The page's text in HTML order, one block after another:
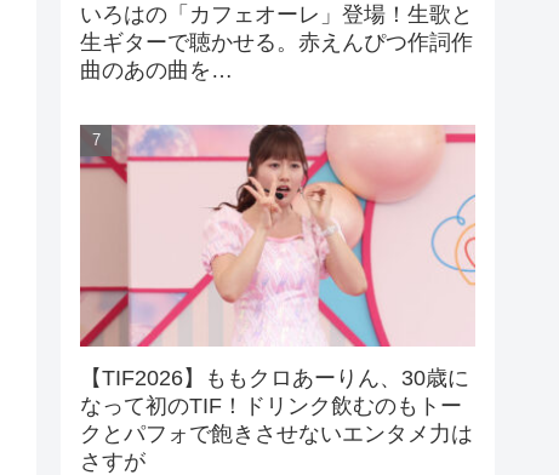
いろはの「カフェオーレ」登場！生歌と
生ギターで聴かせる。赤えんぴつ作詞作
曲のあの曲を…
【TIF2026】ももクロあーりん、30歳に
なって初のTIF！ドリンク飲むのもトー
クとパフォで飽きさせないエンタメ力は
さすが